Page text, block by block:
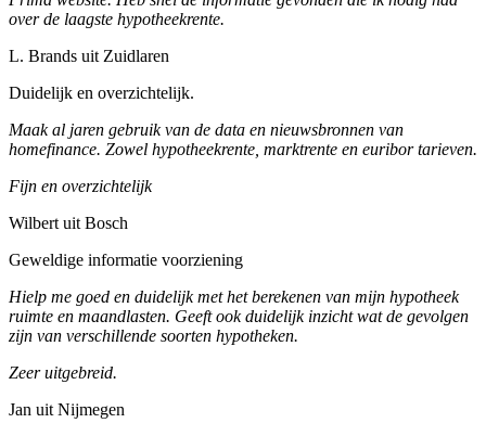
over de laagste hypotheekrente.
L. Brands uit Zuidlaren
Duidelijk en overzichtelijk.
Maak al jaren gebruik van de data en nieuwsbronnen van
homefinance. Zowel hypotheekrente, marktrente en euribor tarieven.
Fijn en overzichtelijk
Wilbert uit Bosch
Geweldige informatie voorziening
Hielp me goed en duidelijk met het berekenen van mijn hypotheek
ruimte en maandlasten. Geeft ook duidelijk inzicht wat de gevolgen
zijn van verschillende soorten hypotheken.
Zeer uitgebreid.
Jan uit Nijmegen